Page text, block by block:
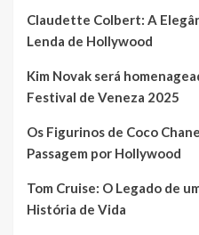
Claudette Colbert: A
Lenda de Hollywood
Kim Novak será
Festival de Veneza 2025
Os Figurinos de Coco
Passagem por Hollywood
Tom Cruise: O Legado de
História de Vida